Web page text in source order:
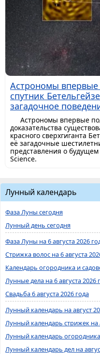
Астрономы впервые
спутник
загадочное
Астрономы впервые
доказательства
красного сверхгиганта
её загадочные
представления о
Science.
Лунный календарь
Фаза Луны сегодня
Лунный день сегодня
Фаза Луны на 6 августа 2026
Стрижка волос на 6 августа
Календарь огородника и
Лунные дела на 6 августа 2026
Свадьба 6 августа 2026 года
Лунный календарь на август
Лунный календарь стрижек на
Лунный календарь огородника
Лунный календарь дел на